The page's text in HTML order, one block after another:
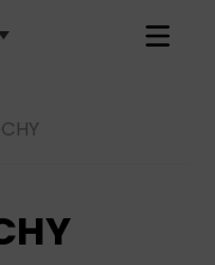
Primary